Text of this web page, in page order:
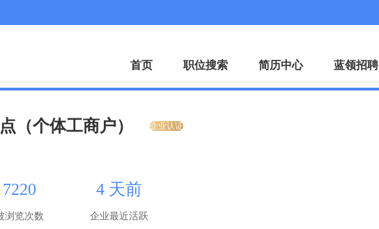
首页 职位搜索 简历中心 蓝领招聘
（个体工商户） 企业认证
7220
浏览次数
4 天前
企业最近活跃